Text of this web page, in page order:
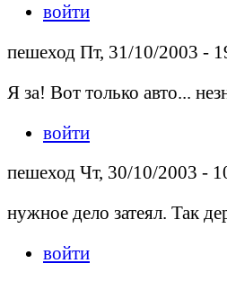
войти
пешеход Пт, 31/10/2003 -
Я за! Вот только авто...
войти
пешеход Чт, 30/10/2003 -
нужное дело затеял. Так
войти